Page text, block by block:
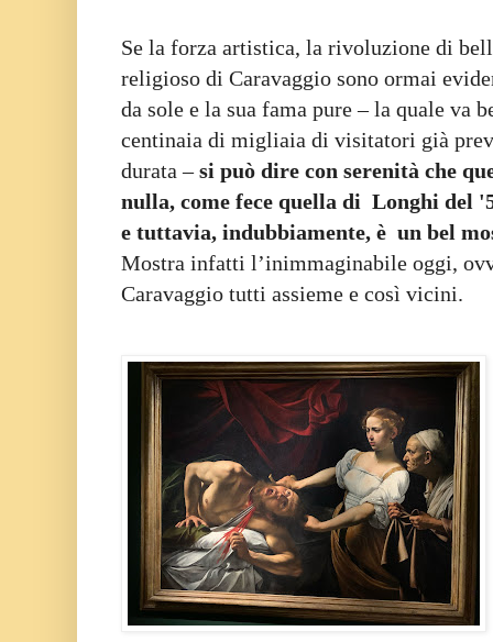
Se la forza artistica, la rivoluzione di
religioso di Caravaggio sono ormai
da sole e la sua fama pure – la quale va
centinaia di migliaia di visitatori già
durata –si può dire con serenità che
nulla, come fece quella di Longhi del
e tuttavia, indubbiamente, è un bel
Mostra infatti l’inimmaginabile oggi,
Caravaggio tutti assieme e così vicini.